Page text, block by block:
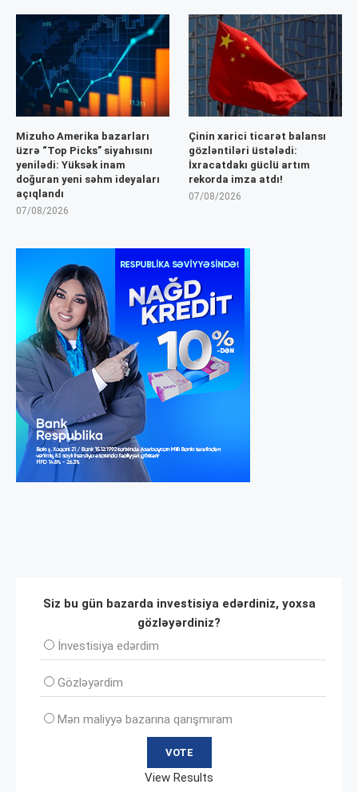
Mizuho Amerika bazarları
üzrə “Top Picks” siyahısını
yenilədi: Yüksək inam
doğuran yeni səhm ideyaları
açıqlandı
07/08/2026
Çinin xarici ticarət balansı
gözləntiləri üstələdi:
İxracatdakı güclü artım
rekorda imza atdı!
07/08/2026
Siz bu gün bazarda investisiya edərdiniz, yoxsa
gözləyərdiniz?
İnvеstisiya edərdim
Gözləyərdim
Mən maliyyə bazarına qarışmıram
View Results